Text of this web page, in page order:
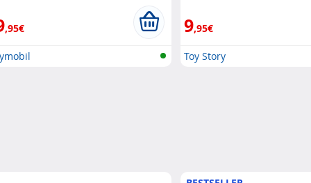
,95€ 9,95€
Toy Story